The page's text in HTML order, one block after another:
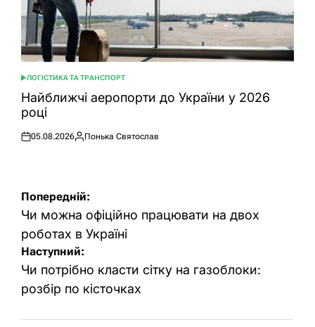
ОПУБЛІКУВАТИ
У
ЛОГІСТИКА ТА ТРАНСПОРТ
Найближчі аеропорти до України у 2026
році
Оприлюднено
05.08.2026
Опубліковано
Понька Святослав
Навігація
записів
Попередній:
Чи можна офіційно працювати на двох
роботах в Україні
Наступний:
Чи потрібно класти сітку на газоблоки:
розбір по кісточках